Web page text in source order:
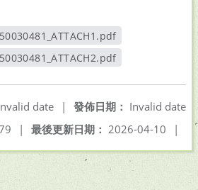
另開新視窗
發佈日期： Invalid date
date
|
最後更新日期： 2026-04-10 |
|